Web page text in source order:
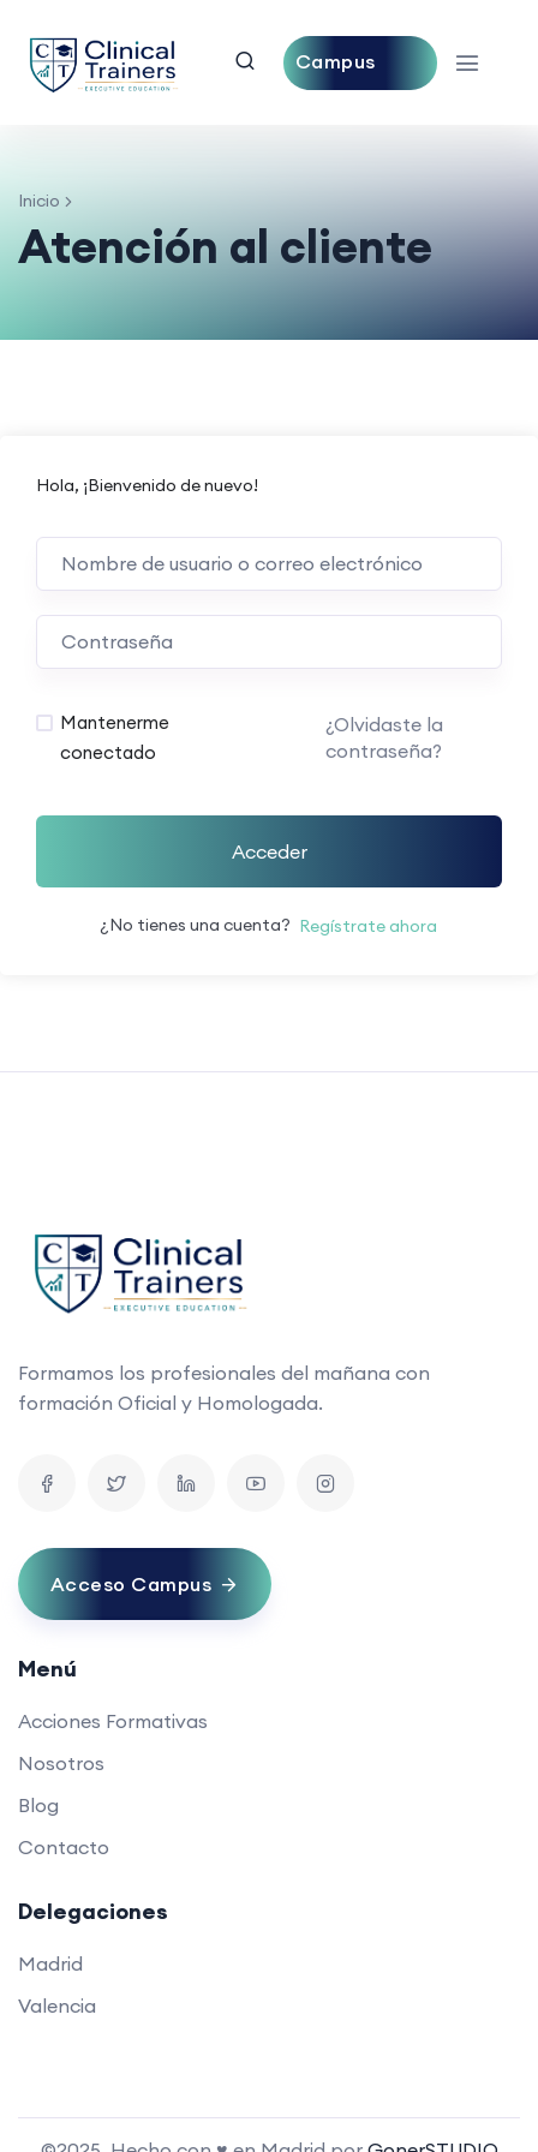
Campus
Inicio
Atención al cliente
Hola, ¡Bienvenido de nuevo!
Mantenerme
conectado
¿Olvidaste la
contraseña?
Acceder
¿No tienes una cuenta? Regístrate ahora
Formamos los profesionales del mañana con
formación Oficial y Homologada.
Acceso Campus
Menú
Acciones Formativas
Nosotros
Blog
Contacto
Delegaciones
Madrid
Valencia